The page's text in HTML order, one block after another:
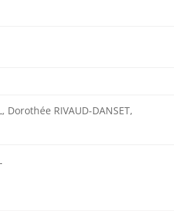
Dorothée RIVAUD-DANSET,